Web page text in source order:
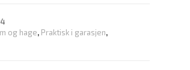
og hage, Praktisk i garasjen,